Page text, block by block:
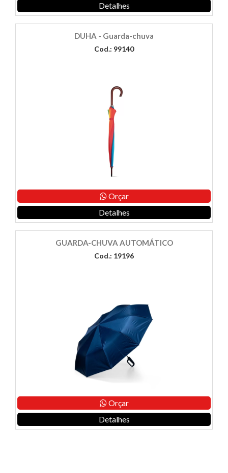
Detalhes
DUHA - Guarda-chuva
Cod.: 99140
Orçar
Detalhes
GUARDA-CHUVA AUTOMÁTICO
Cod.: 19196
Orçar
Detalhes